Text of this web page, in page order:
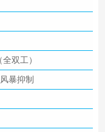
双工）
暴抑制